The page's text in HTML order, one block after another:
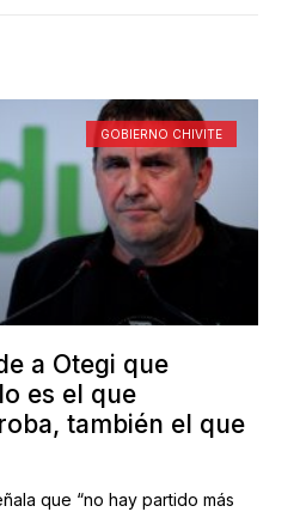
GOBIERNO CHIVITE
a Otegi que
es el que
también el que
que “no hay partido más